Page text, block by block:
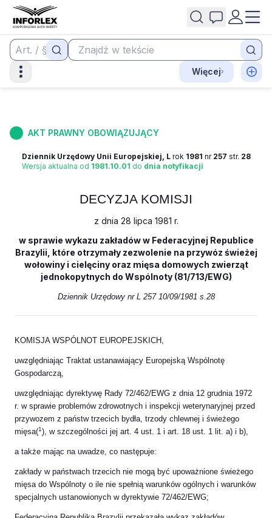
Więcej
AKT PRAWNY OBOWIĄZUJĄCY
Dziennik Urzędowy Unii Europejskiej, Lrok 1981 nr 257 str. 28
Wersja aktualna od 1981.10.01 do dnia notyfikacji
DECYZJA KOMISJI
z dnia 28 lipca 1981 r.
w sprawie wykazu zakładów w Federacyjnej Republice
Brazylii, które otrzymały zezwolenie na przywóz świeżej
wołowiny i cielęciny oraz mięsa domowych zwierząt
jednokopytnych do Wspólnoty (81/713/EWG)
Dziennik Urzędowy nr L 257 10/09/1981 s.28
KOMISJA WSPÓLNOT EUROPEJSKICH,
uwzględniając Traktat ustanawiający Europejską Wspólnotę
Gospodarczą,
uwzględniając dyrektywę Rady 72/462/EWG z dnia 12 grudnia 1972
r. w sprawie problemów zdrowotnych i inspekcji weterynaryjnej przed
przywozem z państw trzecich bydła, trzody chlewnej i świeżego
mięsa(1), w szczególności jej art. 4 ust. 1 i art. 18 ust. 1 lit. a) i b),
a także mając na uwadze, co następuje:
zakłady w państwach trzecich nie mogą być upoważnione świeżego
mięsa do Wspólnoty o ile nie spełnią warunków ogólnych i warunków
specjalnych ustanowionych w dyrektywie 72/462/EWG;